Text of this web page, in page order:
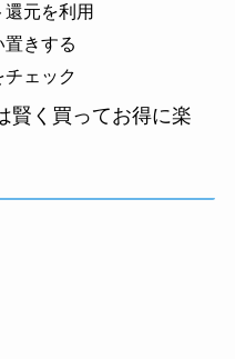
元を利用
きする
ェック
賢く買ってお得に楽